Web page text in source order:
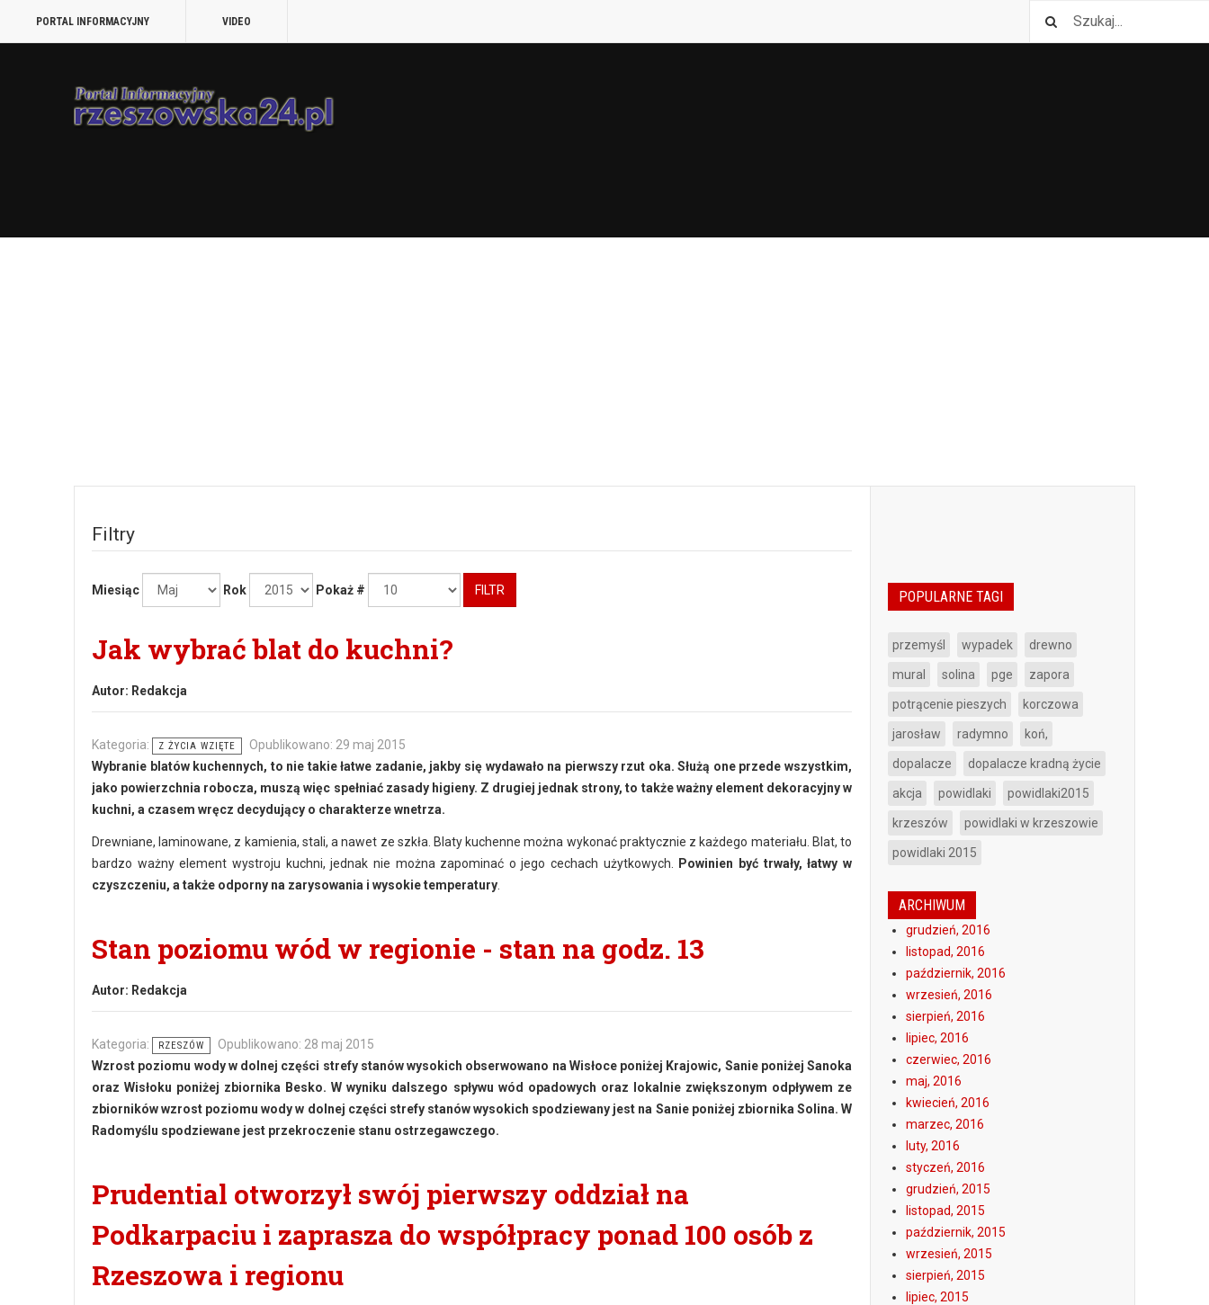
PORTAL INFORMACYJNY VIDEO
Filtry
Miesiąc Rok Pokaż # FILTR
Jak wybrać blat do kuchni?
Autor: Redakcja
Kategoria: Z ŻYCIA WZIĘTE
Opublikowano: 29 maj 2015
Wybranie blatów kuchennych, to nie takie łatwe zadanie, jakby się wydawało na pierwszy rzut oka. Służą one przede wszystkim,
jako powierzchnia robocza, muszą więc spełniać zasady higieny. Z drugiej jednak strony, to także ważny element dekoracyjny w
kuchni, a czasem wręcz decydujący o charakterze wnetrza.
Drewniane, laminowane, z kamienia, stali, a nawet ze szkła. Blaty kuchenne można wykonać praktycznie z każdego materiału. Blat, to
bardzo ważny element wystroju kuchni, jednak nie można zapominać o jego cechach użytkowych.
Powinien być trwały, łatwy w
czyszczeniu, a także odporny na zarysowania i wysokie temperatury
Stan poziomu wód w regionie - stan na godz. 13
Autor: Redakcja
Kategoria: RZESZÓW
Opublikowano: 28 maj 2015
Wzrost poziomu wody w dolnej części strefy stanów wysokich obserwowano na Wisłoce poniżej Krajowic, Sanie poniżej Sanoka
oraz Wisłoku poniżej zbiornika Besko. W wyniku dalszego spływu wód opadowych oraz lokalnie zwiększonym odpływem ze
zbiorników wzrost poziomu wody w dolnej części strefy stanów wysokich spodziewany jest na Sanie poniżej zbiornika Solina. W
Radomyślu spodziewane jest przekroczenie stanu ostrzegawczego.
Prudential otworzył swój pierwszy oddział na
Podkarpaciu i zaprasza do współpracy ponad 100 osób z
Rzeszowa i regionu
POPULARNE TAGI
przemyśl wypadek drewno
mural solina pge zapora
potrącenie pieszych korczowa
jarosław radymno koń,
dopalacze dopalacze kradną życie
akcja powidlaki powidlaki2015
krzeszów powidlaki w krzeszowie
powidlaki 2015
ARCHIWUM
grudzień, 2016
listopad, 2016
październik, 2016
wrzesień, 2016
sierpień, 2016
lipiec, 2016
czerwiec, 2016
maj, 2016
kwiecień, 2016
marzec, 2016
luty, 2016
styczeń, 2016
grudzień, 2015
listopad, 2015
październik, 2015
wrzesień, 2015
sierpień, 2015
lipiec, 2015